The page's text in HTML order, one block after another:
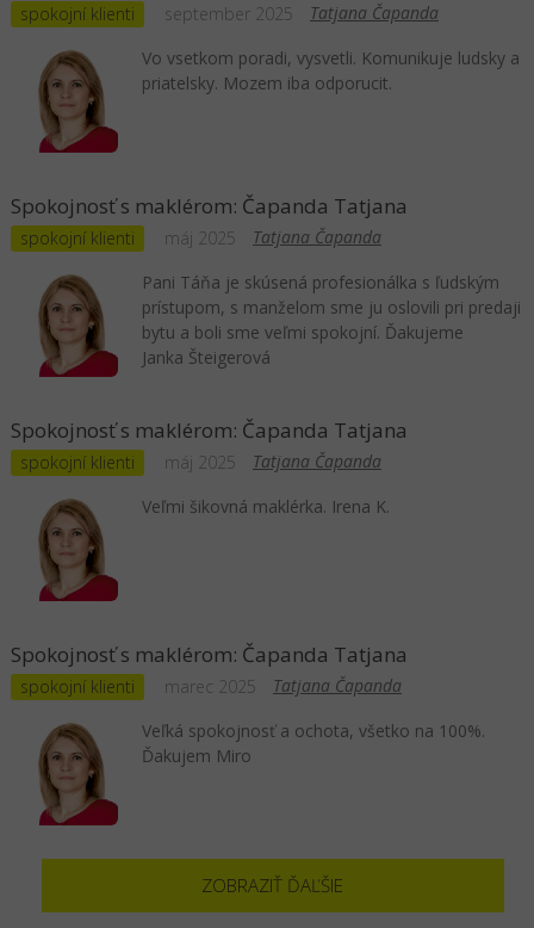
spokojní klienti Tatjana Čapanda
september 2025
Vo vsetkom poradi, vysvetli. Komunikuje ludsky a
priatelsky. Mozem iba odporucit.
Spokojnosť s maklérom: Čapanda Tatjana
spokojní klienti Tatjana Čapanda
máj 2025
Pani Táňa je skúsená profesionálka s ľudským
prístupom, s manželom sme ju oslovili pri predaji
bytu a boli sme veľmi spokojní. Ďakujeme
Janka Šteigerová
Spokojnosť s maklérom: Čapanda Tatjana
spokojní klienti Tatjana Čapanda
máj 2025
Veľmi šikovná maklérka. Irena K.
Spokojnosť s maklérom: Čapanda Tatjana
spokojní klienti Tatjana Čapanda
marec 2025
Veľká spokojnosť a ochota, všetko na 100%.
Ďakujem Miro
ZOBRAZIŤ ĎAĽŠIE